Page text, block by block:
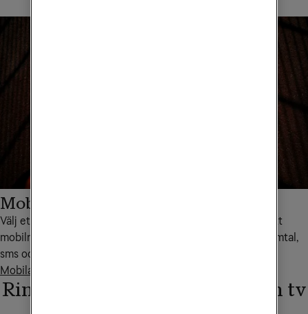
Mobilabonnemang
Välj ett mobilabonnemang från Tele2 och få tillgång till ett
mobilnät i världsklass. Inga bindingstider och alltid fria samtal,
sms och mms.
Mobilabonnemang
Ring om ditt bredband eller din tv